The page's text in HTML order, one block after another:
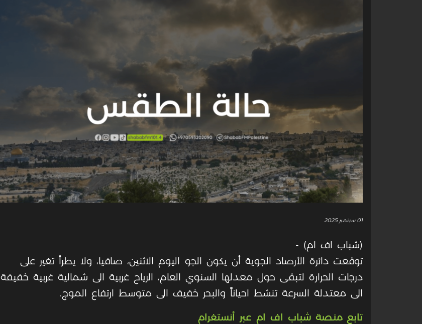
01 سبتمبر 2025
(شباب اف ام) -
توقعت دائرة الأرصاد الجوية أن يكون الجو اليوم الاثنين، صافيا، ولا يطرأ تغير على
درجات الحرارة لتبقى حول معدلها السنوي العام، الرياح غربية الى شمالية غربية خفيفة
الى معتدلة السرعة تنشط احياناً والبحر خفيف الى متوسط ارتفاع الموج.
تابع منصة شباب اف ام عبر أنستغرام